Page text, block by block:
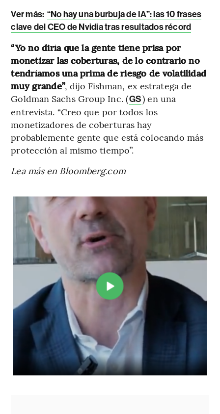
Ver más: “No hay una burbuja de IA”: las 10 frases
clave del CEO de Nvidia tras resultados récord
“Yo no diría que la gente tiene prisa por
monetizar las coberturas, de lo contrario no
tendríamos una prima de riesgo de volatilidad
muy grande”, dijo Fishman, ex estratega de
Goldman Sachs Group Inc. (GS) en una
entrevista. “Creo que por todos los
monetizadores de coberturas hay
probablemente gente que está colocando más
protección al mismo tiempo”.
Lea más en Bloomberg.com